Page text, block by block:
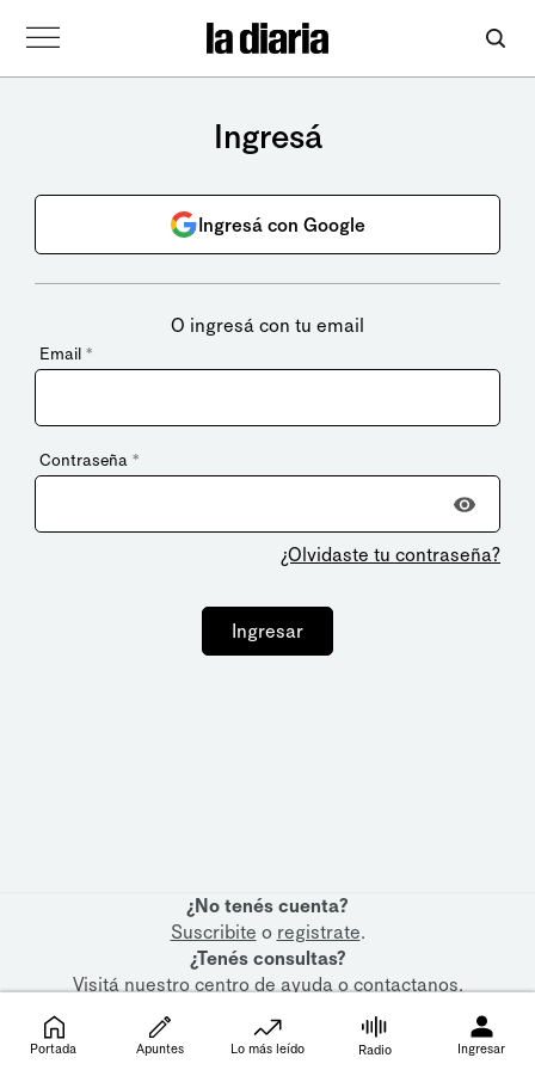
Ingresá
Ingresá con Google
O ingresá con tu email
Email *
Contraseña *
¿Olvidaste tu contraseña?
Ingresar
¿No tenés cuenta?
Suscribite o registrate.
¿Tenés consultas?
Visitá nuestrocentro de ayudaocontactanos.
Portada Apuntes Lo más leído Radio Ingresar